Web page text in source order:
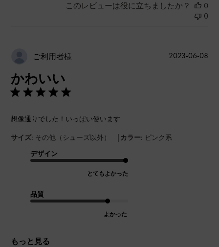
このレビューは役に立ちましたか？
0
0
ご利用者様
かわいい
想像通りでした！いっぱい使います
サイズ: その他（シューズ以外） | カラー: ピンク系
デザイン
とてもよかった
品質
よかった
もっと見る
公
2023-06-08